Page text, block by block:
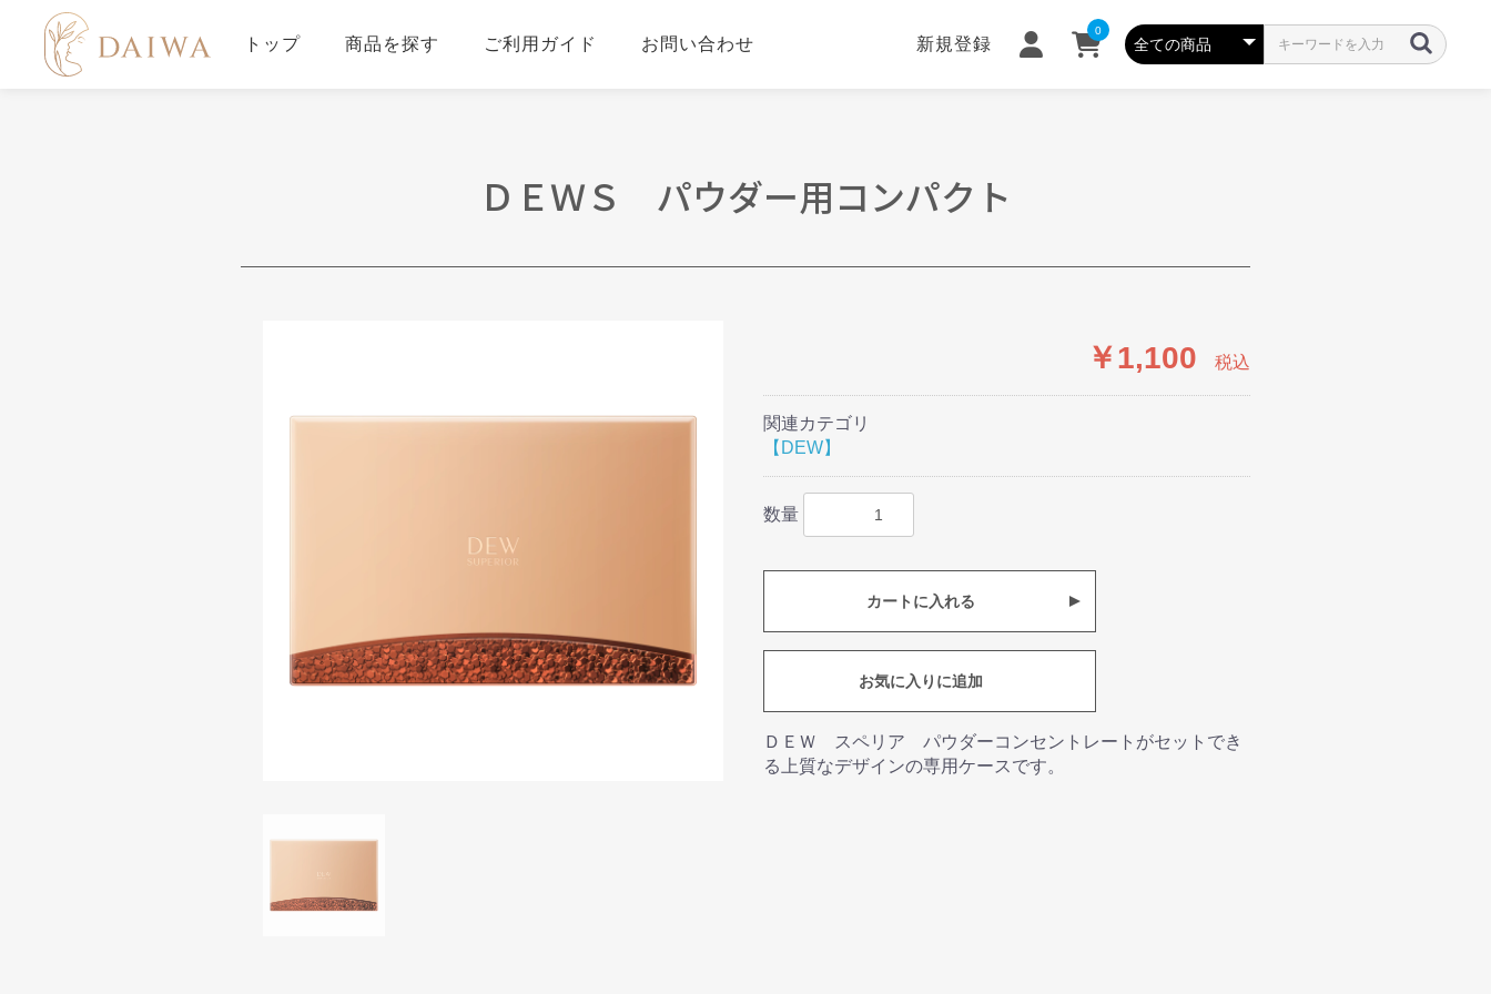
トップ 商品を探す ご利用ガイド お問い合わせ 新規登録
0
ＤＥＷＳ パウダー用コンパクト
￥1,100 税込
関連カテゴリ
【DEW】
数量
カートに入れる
お気に入りに追加
ＤＥＷ スペリア パウダーコンセントレートがセットでき
る上質なデザインの専用ケースです。